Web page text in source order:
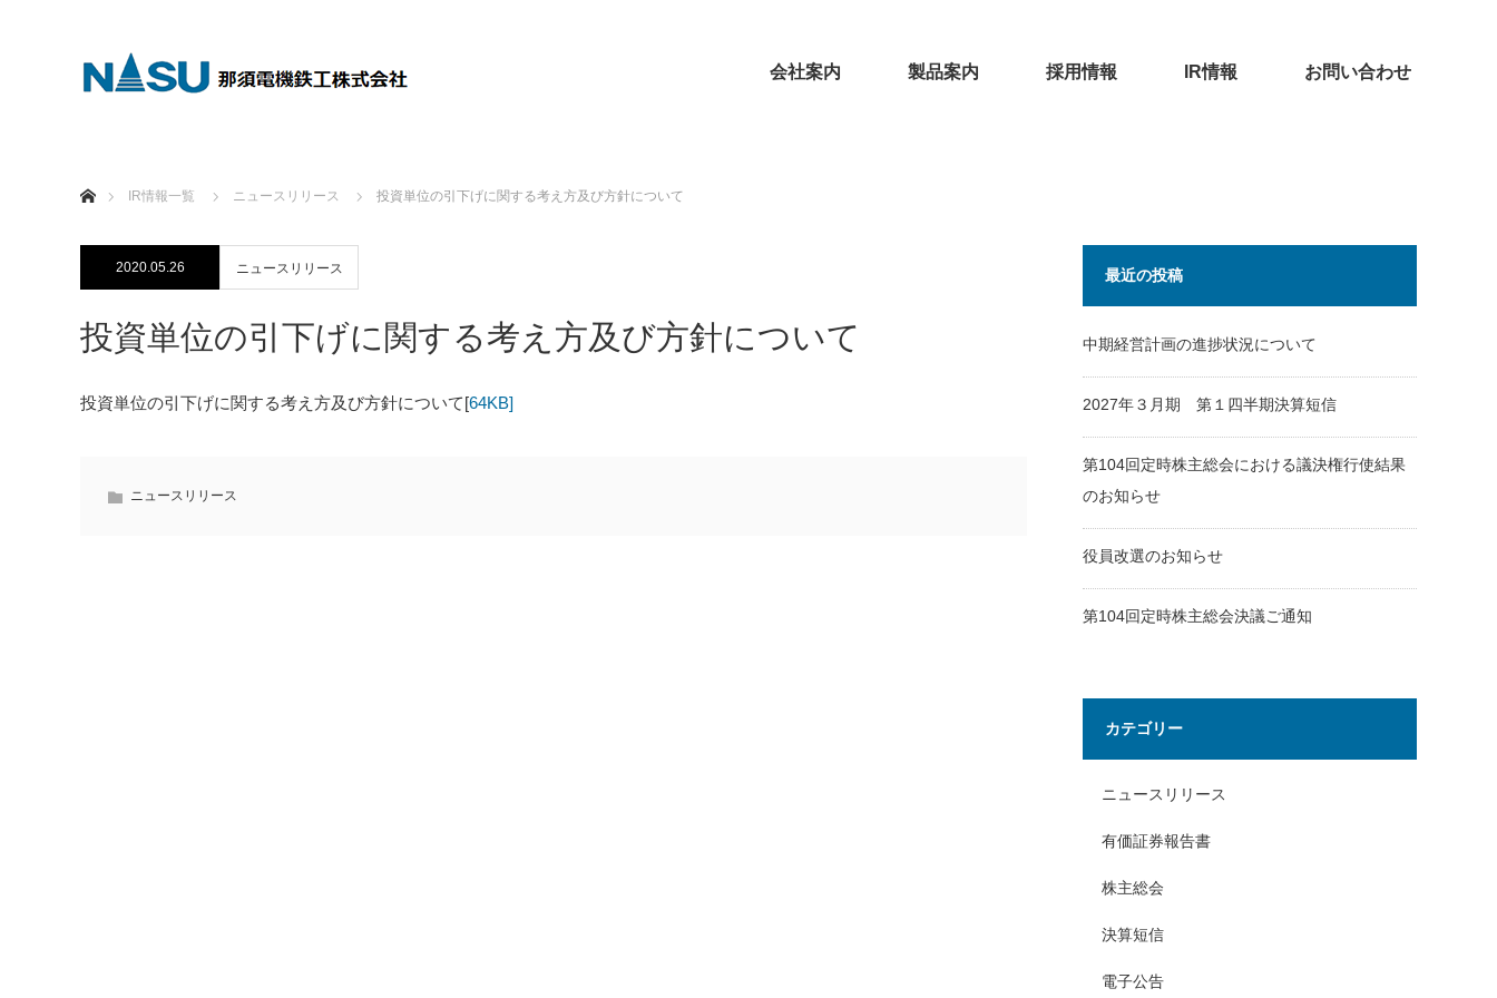
会社案内 製品案内 採用情報 IR情報 お問い合わせ
IR情報一覧
ニュースリリース 投資単位の引下げに関する考え方及び方針について
2020.05.26 ニュースリリース
投資単位の引下げに関する考え方及び方針について
投資単位の引下げに関する考え方及び方針について[64KB]
ニュースリリース
最近の投稿
中期経営計画の進捗状況について
2027年３月期 第１四半期決算短信
第104回定時株主総会における議決権行使結果
のお知らせ
役員改選のお知らせ
第104回定時株主総会決議ご通知
カテゴリー
ニュースリリース
有価証券報告書
株主総会
決算短信
電子公告